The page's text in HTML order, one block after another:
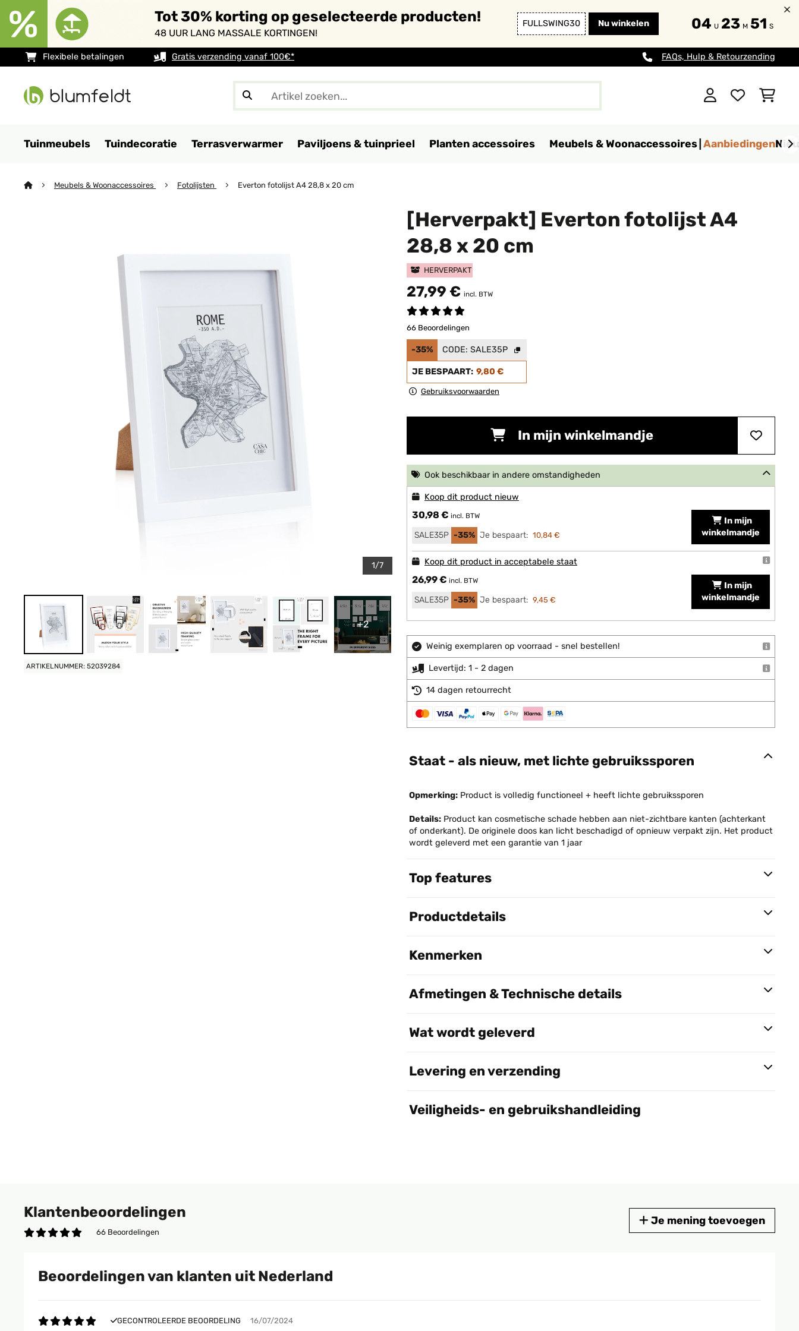
Tot 30% korting op geselecteerde producten!
48 UUR LANG MASSALE KORTINGEN!
FULLSWING30 Nu winkelen 04 U 23 M 50 S
Flexibele betalingen Gratis verzending vanaf 100€* FAQs, Hulp & Retourzending
Tuinmeubels Tuindecoratie Terrasverwarmer Paviljoens & tuinprieel Planten accessoires Meubels & Woonaccessoires Aanbiedingen
Meubels & Woonaccessoires Fotolijsten Everton fotolijst A4 28,8 x 20 cm
1/7
+2
ARTIKELNUMMER: 52039284
[Herverpakt] Everton fotolijst A4
28,8 x 20 cm
HERVERPAKT
27,99 € incl. BTW
66 Beoordelingen
-35% CODE: SALE35P
JE BESPAART: 9,80 €
Gebruiksvoorwaarden
In mijn winkelmandje
Ook beschikbaar in andere omstandigheden
Koop dit product nieuw
30,98 € incl. BTW
SALE35P -35% Je bespaart: 10,84 €
In mijn
winkelmandje
Koop dit product in acceptabele staat
26,99 € incl. BTW
SALE35P -35% Je bespaart: 9,45 €
In mijn
winkelmandje
Weinig exemplaren op voorraad - snel bestellen!
Levertijd: 1 - 2 dagen
14 dagen retourrecht
Staat - als nieuw, met lichte gebruikssporen
Opmerking: Product is volledig functioneel + heeft lichte gebruikssporen
Details: Product kan cosmetische schade hebben aan niet-zichtbare kanten (achterkant
of onderkant). De originele doos kan licht beschadigd of opnieuw verpakt zijn. Het product
wordt geleverd met een garantie van 1 jaar
Top features
Productdetails
Kenmerken
Afmetingen & Technische details
Wat wordt geleverd
Levering en verzending
Veiligheids- en gebruikshandleiding
Klantenbeoordelingen
66 Beoordelingen
Je mening toevoegen
Beoordelingen van klanten uit Nederland
GECONTROLEERDE BEOORDELING 16/07/2024